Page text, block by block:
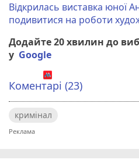
Відкрилась виставка юної
подивитися на роботи
Додайте 20 хвилин до
у Google
Коментарі (23)
кримінал